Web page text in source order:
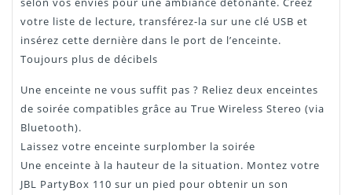
votre liste de lecture, transférez-la sur une clé USB et
insérez cette dernière dans le port de l’enceinte.
Toujours plus de décibels
Une enceinte ne vous suffit pas ? Reliez deux enceintes
de soirée compatibles grâce au True Wireless Stereo (via
Bluetooth).
Laissez votre enceinte surplomber la soirée
Une enceinte à la hauteur de la situation. Montez votre
JBL PartyBox 110 sur un pied pour obtenir un son